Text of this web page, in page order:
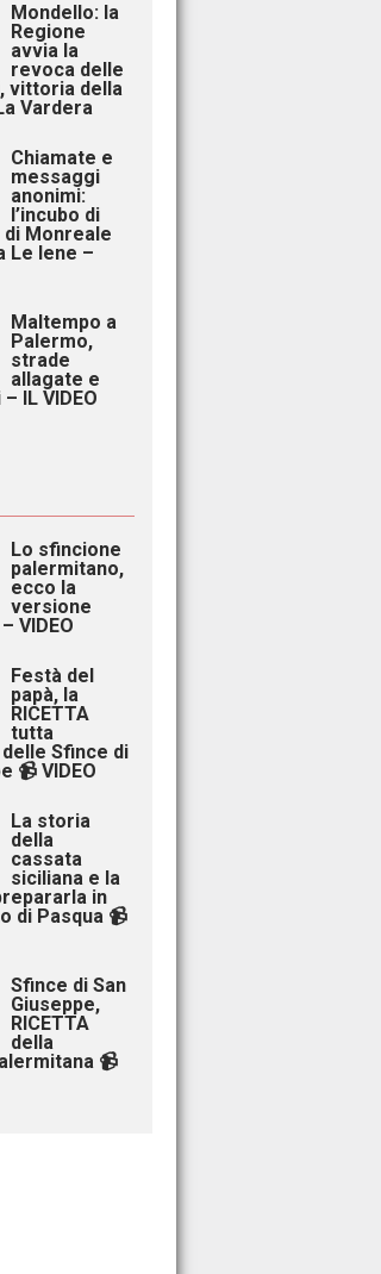
Mondello: la
Regione
avvia la
revoca delle
vittoria della
Vardera
Chiamate e
messaggi
anonimi:
l’incubo di
di Monreale
Le Iene –
Maltempo a
Palermo,
strade
allagate e
IL VIDEO
Lo sfincione
palermitano,
ecco la
versione
VIDEO
Festà del
papà, la
RICETTA
tutta
Sfince di
📹 VIDEO
La storia
della
cassata
siciliana e la
in
di Pasqua 📹
Sfince di San
Giuseppe,
RICETTA
della
📹